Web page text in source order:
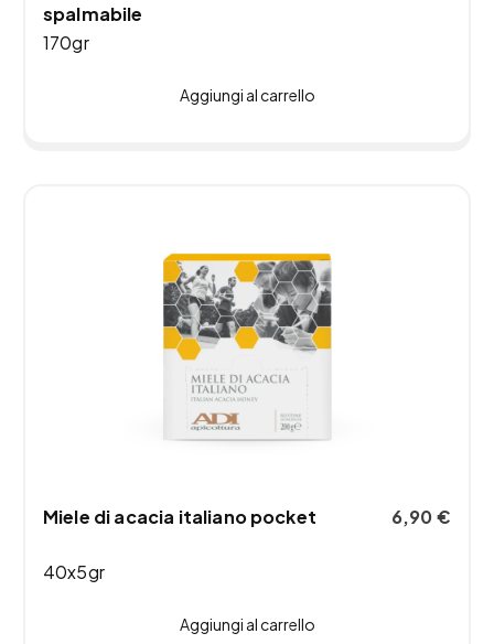
spalmabile
170gr
Aggiungi al carrello
Miele di acacia italiano pocket
40x5gr
6,90€
Aggiungi al carrello